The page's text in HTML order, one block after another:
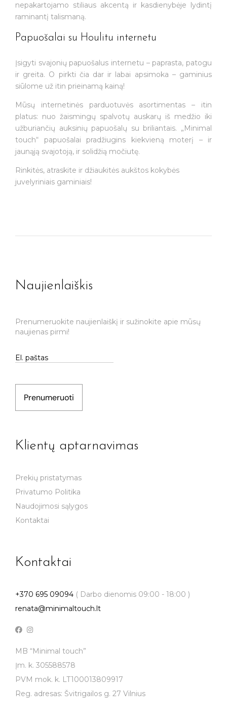
nepakartojamo stiliaus akcentą ir kasdienybėje lydintį
raminantį talismaną.
Papuošalai su Houlitu internetu
Įsigyti svajonių papuošalus internetu – paprasta, patogu
ir greita. O pirkti čia dar ir labai apsimoka – gaminius
siūlome už itin prieinamą kainą!
Mūsų internetinės parduotuvės asortimentas – itin
platus: nuo žaismingų spalvotų auskarų iš medžio iki
užburiančių auksinių papuošalų su briliantais. „Minimal
touch“ papuošalai pradžiugins kiekvieną moterį – ir
jaunąją svajotoją, ir solidžią močiutę.
Rinkitės, atraskite ir džiaukitės aukštos kokybės
juvelyriniais gaminiais!
Naujienlaiškis
Prenumeruokite naujienlaiškį ir sužinokite apie mūsų
naujienas pirmi!
Prenumeruoti
Klientų aptarnavimas
Prekių pristatymas
Privatumo Politika
Naudojimosi sąlygos
Kontaktai
Kontaktai
+370 695 09094 ( Darbo dienomis 09:00 - 18:00 )
renata@minimaltouch.lt
MB “Minimal touch”
Įm. k. 305588578
PVM mok. k. LT100013809917
Reg. adresas: Švitrigailos g. 27 Vilnius